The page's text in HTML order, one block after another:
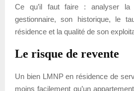
Ce qu’il faut faire : analyser la
gestionnaire, son historique, le
résidence et la qualité de son
Le risque de revente
Un bien LMNP en résidence de
moins facilement qu’un